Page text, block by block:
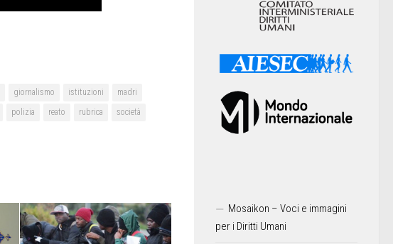
giornalismo istituzioni
madri
polizia reato rubrica
società
Mosaikon – Voci e immagini
per i Diritti Umani